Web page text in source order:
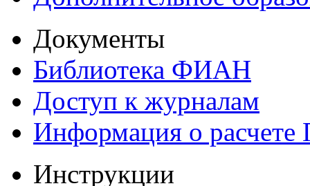
Документы
Библиотека ФИАН
Доступ к журналам
Информация о
Инструкции